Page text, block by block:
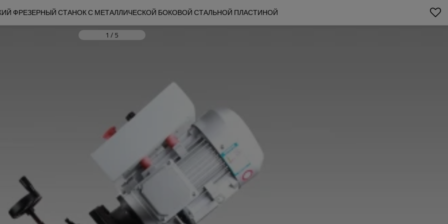
ФРЕЗЕРНЫЙ СТАНОК С МЕТАЛЛИЧЕСКОЙ БОКОВОЙ СТАЛЬНОЙ ПЛАСТИНОЙ
1 / 5